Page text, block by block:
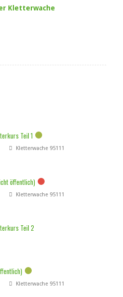
Kletterwache
Teil 1
Kletterwache 95111
öffentlich)
Kletterwache 95111
Teil 2
Kletterwache 95111